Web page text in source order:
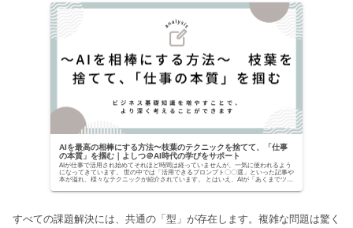
AIを最高の相棒にする方法〜枝葉のテクニックを捨てて、「仕事
の本質」を掴む｜よしつ＠AI時代の学びをサポート
AIが仕事で活用され始めてそれほど時間は経っていませんが、一気に使われるよう
になってきています。 世の中では「活用できるプロンプト〇〇選」といった記事や
本が溢れ、様々なテクニックが紹介されています。 とはいえ、AIが「あくまでツー
すべての課題解決には、共通の「型」が存在します。複雑な問題は驚く